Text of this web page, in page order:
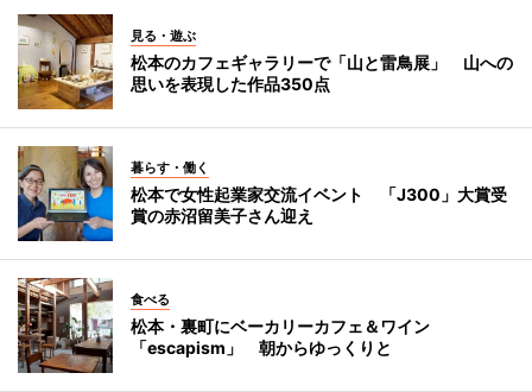
見る・遊ぶ
松本のカフェギャラリーで「山と雷鳥展」 山への
思いを表現した作品350点
暮らす・働く
松本で女性起業家交流イベント 「J300」大賞受
賞の赤沼留美子さん迎え
食べる
松本・裏町にベーカリーカフェ＆ワイン
「escapism」 朝からゆっくりと